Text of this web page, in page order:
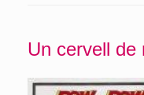
Un cervell de